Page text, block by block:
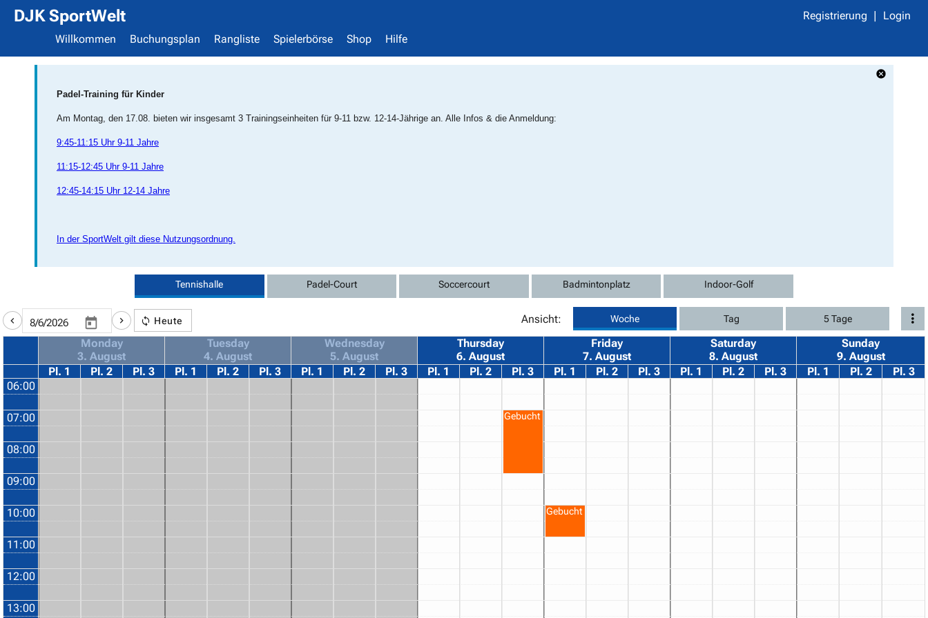
DJK SportWelt Registrierung
Login
Willkommen
Buchungsplan Rangliste Spielerbörse Shop Hilfe
Padel-Training für Kinder
Am Montag, den 17.08. bieten wir insgesamt 3 Trainingseinheiten für 9-11 bzw. 12-14-Jährige an. Alle Infos & die Anmeldung:
9:45-11:15 Uhr 9-11 Jahre
11:15-12:45 Uhr 9-11 Jahre
12:45-14:15 Uhr 12-14 Jahre
In der SportWelt gilt diese Nutzungsordnung.
Tennishalle Padel-Court Soccercourt Badmintonplatz Indoor-Golf
Heute Ansicht: Woche Tag 5 Tage
Monday
3. August
Tuesday
4. August
Wednesday
5. August
Thursday
6. August
Friday
7. August
Saturday
8. August
Sunday
9. August
Pl. 1
Pl. 2 Pl. 3 Pl. 1 Pl. 2 Pl. 3 Pl. 1 Pl. 2 Pl. 3 Pl. 1 Pl. 2 Pl. 3 Pl. 1 Pl. 2 Pl. 3 Pl. 1 Pl. 2 Pl. 3 Pl. 1 Pl. 2
Pl. 3
06:00
07:00
08:00
09:00
10:00
11:00
12:00
13:00
Gebucht
Gebucht